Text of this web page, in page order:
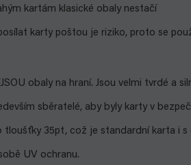
kartám klasické obaly nestačí
karty poštou je riziko, proto se
obaly na hraní. Jsou velmi tvrdé a
sběratelé, aby byly karty v
tloušťky 35pt, což je standardní karta i s
UV ochranu.